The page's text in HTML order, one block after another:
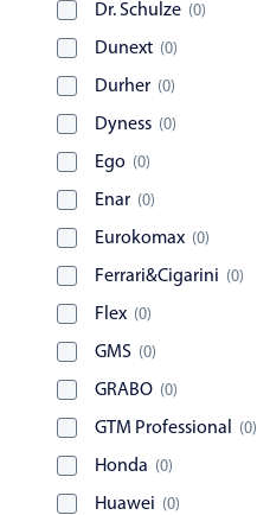
Dr. Schulze (0)
Dunext (0)
Durher (0)
Dyness (0)
Ego (0)
Enar (0)
Eurokomax (0)
Ferrari&Cigarini (0)
Flex (0)
GMS (0)
GRABO (0)
GTM Professional (0)
Honda (0)
Huawei (0)